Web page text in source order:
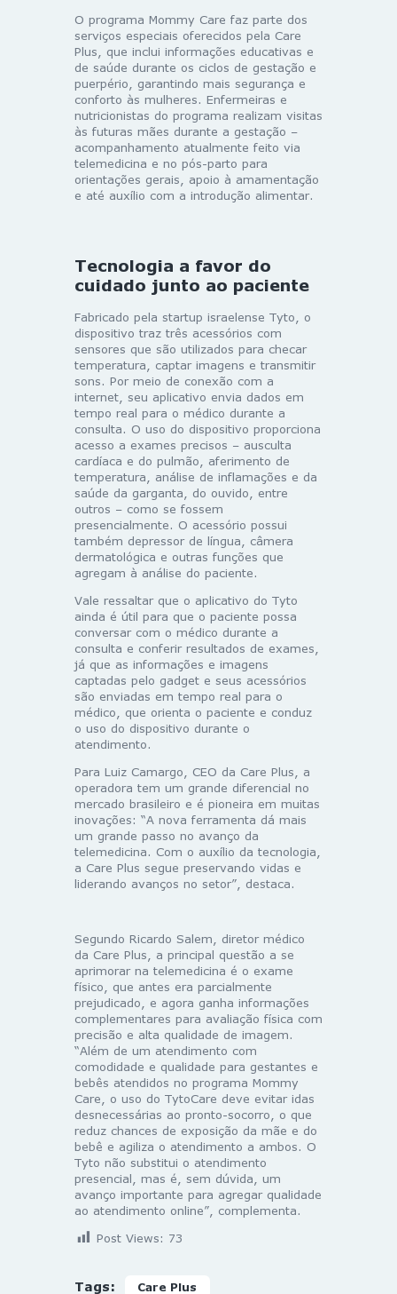
O programa Mommy Care faz parte dos
serviços especiais oferecidos pela Care
Plus, que inclui informações educativas e
de saúde durante os ciclos de gestação e
puerpério, garantindo mais segurança e
conforto às mulheres. Enfermeiras e
nutricionistas do programa realizam visitas
às futuras mães durante a gestação –
acompanhamento atualmente feito via
telemedicina e no pós-parto para
orientações gerais, apoio à amamentação
e até auxílio com a introdução alimentar.
Tecnologia a favor do
cuidado junto ao paciente
Fabricado pela startup israelense Tyto, o
dispositivo traz três acessórios com
sensores que são utilizados para checar
temperatura, captar imagens e transmitir
sons. Por meio de conexão com a
internet, seu aplicativo envia dados em
tempo real para o médico durante a
consulta. O uso do dispositivo proporciona
acesso a exames precisos – ausculta
cardíaca e do pulmão, aferimento de
temperatura, análise de inflamações e da
saúde da garganta, do ouvido, entre
outros – como se fossem
presencialmente. O acessório possui
também depressor de língua, câmera
dermatológica e outras funções que
agregam à análise do paciente.
Vale ressaltar que o aplicativo do Tyto
ainda é útil para que o paciente possa
conversar com o médico durante a
consulta e conferir resultados de exames,
já que as informações e imagens
captadas pelo gadget e seus acessórios
são enviadas em tempo real para o
médico, que orienta o paciente e conduz
o uso do dispositivo durante o
atendimento.
Para Luiz Camargo, CEO da Care Plus, a
operadora tem um grande diferencial no
mercado brasileiro e é pioneira em muitas
inovações: “A nova ferramenta dá mais
um grande passo no avanço da
telemedicina. Com o auxílio da tecnologia,
a Care Plus segue preservando vidas e
liderando avanços no setor”, destaca.
Segundo Ricardo Salem, diretor médico
da Care Plus, a principal questão a se
aprimorar na telemedicina é o exame
físico, que antes era parcialmente
prejudicado, e agora ganha informações
complementares para avaliação física com
precisão e alta qualidade de imagem.
“Além de um atendimento com
comodidade e qualidade para gestantes e
bebês atendidos no programa Mommy
Care, o uso do TytoCare deve evitar idas
desnecessárias ao pronto-socorro, o que
reduz chances de exposição da mãe e do
bebê e agiliza o atendimento a ambos. O
Tyto não substitui o atendimento
presencial, mas é, sem dúvida, um
avanço importante para agregar qualidade
ao atendimento online”, complementa.
Post Views: 73
Tags: Care Plus